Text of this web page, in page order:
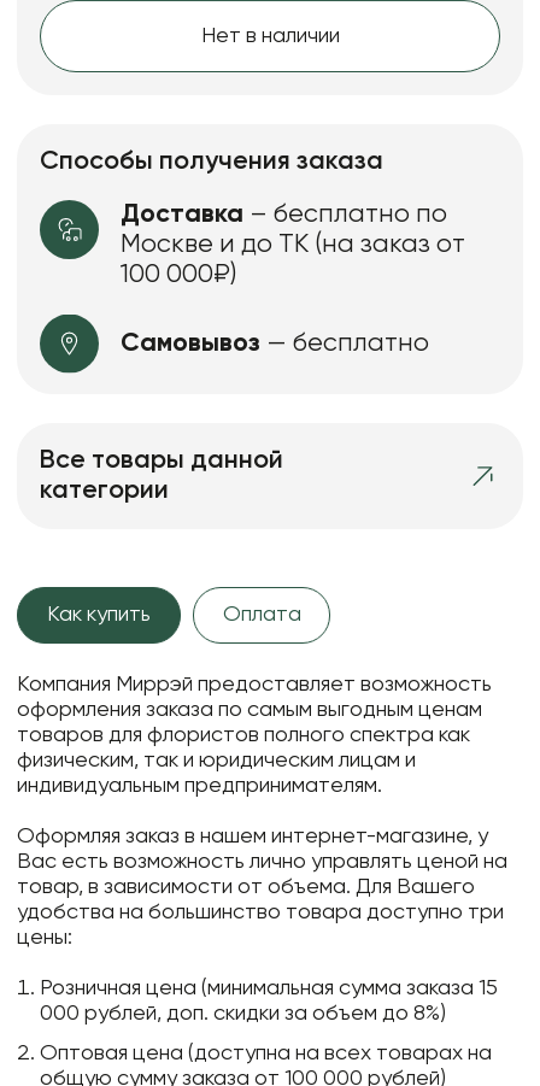
Нет в наличии
Способы получения заказа
Доставка – бесплатно по
Москве и до ТК (на заказ от
100 000₽)
Самовывоз — бесплатно
Все товары данной
категории
Как купить Оплата
Компания Миррэй предоставляет возможность
оформления заказа по самым выгодным ценам
товаров для флористов полного спектра как
физическим, так и юридическим лицам и
индивидуальным предпринимателям.
Оформляя заказ в нашем интернет-магазине, у
Вас есть возможность лично управлять ценой на
товар, в зависимости от объема. Для Вашего
удобства на большинство товара доступно три
цены:
Розничная цена (минимальная сумма заказа 15
000 рублей, доп. скидки за объем до 8%)
Оптовая цена (доступна на всех товарах на
общую сумму заказа от 100 000 рублей)